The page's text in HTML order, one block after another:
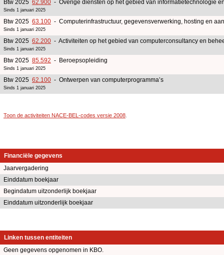
Btw 2025 62.900 - Overige diensten op het gebied van informatietechnologie
Sinds 1 januari 2025
Btw 2025 63.100 - Computerinfrastructuur, gegevensverwerking, hosting en
Sinds 1 januari 2025
Btw 2025 62.200 - Activiteiten op het gebied van computerconsultancy en
Sinds 1 januari 2025
Btw 2025 85.592 - Beroepsopleiding
Sinds 1 januari 2025
Btw 2025 62.100 - Ontwerpen van computerprogramma’s
Sinds 1 januari 2025
Toon de activiteiten NACE-BEL-codes versie 2008
Financiële gegevens
Jaarvergadering
Einddatum boekjaar
Begindatum uitzonderlijk boekjaar
Einddatum uitzonderlijk boekjaar
Linken tussen entiteiten
Geen gegevens opgenomen in KBO.